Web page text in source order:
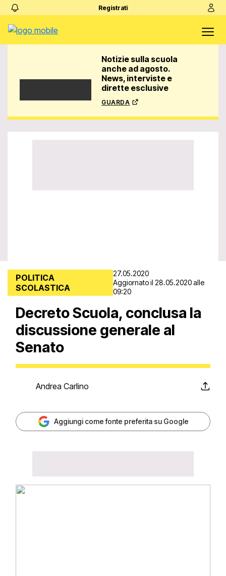
Registrati
Notizie sulla scuola
anche ad agosto.
News, interviste e
dirette esclusive
guarda
POLITICA
SCOLASTICA
27.05.2020
Aggiornato il 28.05.2020 alle
09:20
Decreto Scuola, conclusa la
discussione generale al
Senato
Andrea Carlino
Aggiungi come fonte preferita su Google